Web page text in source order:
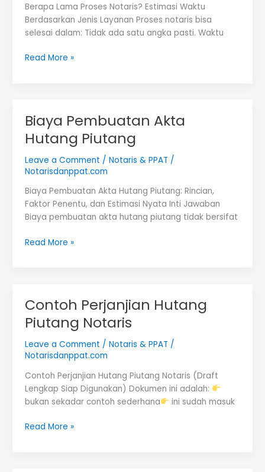
Berapa Lama Proses Notaris? Estimasi Waktu
Berdasarkan Jenis Layanan Proses notaris bisa
selesai dalam: Tidak ada satu angka pasti. Waktu
Berapa
Read More »
Biaya Pembuatan Akta
Hutang Piutang
Leave a Comment / Notaris & PPAT /
Notarisdanppat.com
Biaya Pembuatan Akta Hutang Piutang: Rincian,
Faktor Penentu, dan Estimasi Nyata Inti Jawaban
Biaya pembuatan akta hutang piutang tidak bersifat
Biaya
Read More »
Contoh Perjanjian Hutang
Piutang Notaris
Leave a Comment / Notaris & PPAT /
Notarisdanppat.com
Contoh Perjanjian Hutang Piutang Notaris (Draft
Lengkap Siap Digunakan) Dokumen ini adalah:
bukan sekadar contoh sederhana
ini sudah masuk
Contoh
Read More »